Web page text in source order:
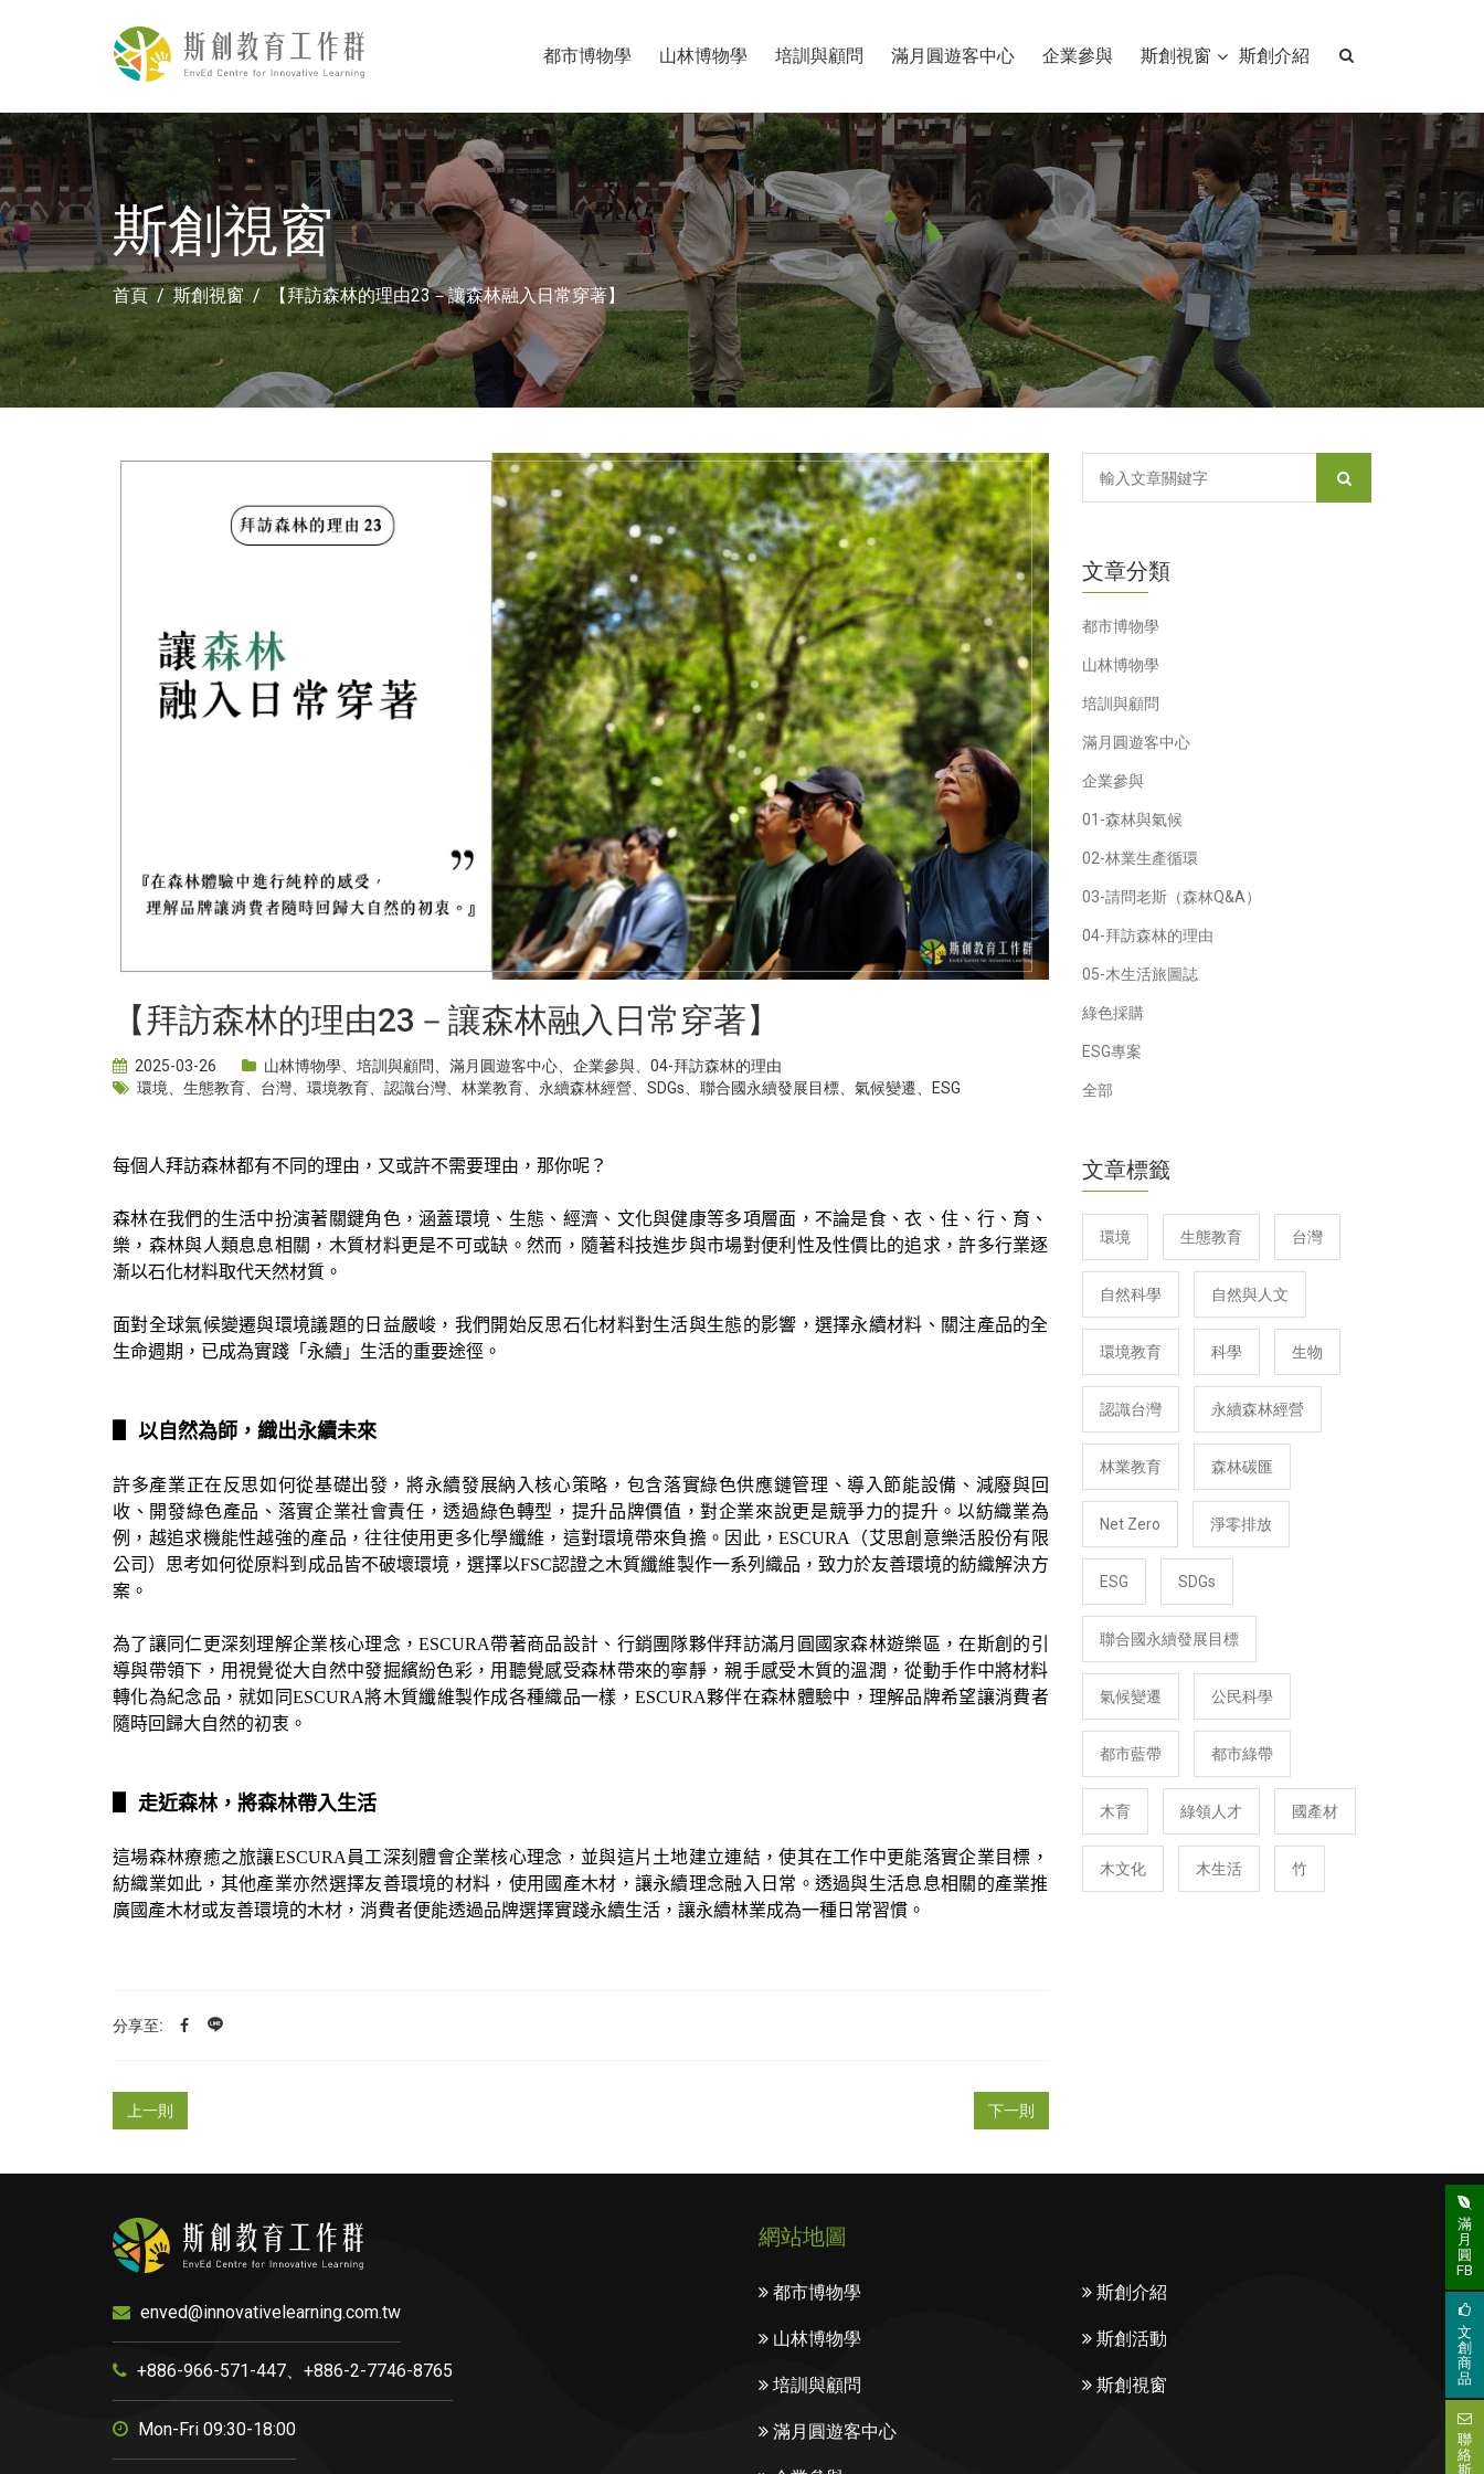
都市博物學 山林博物學 培訓與顧問 滿月圓遊客中心 企業參與 斯創視窗 斯創介紹
斯創視窗
首頁 斯創視窗 【拜訪森林的理由23－讓森林融入日常穿著】
【拜訪森林的理由23－讓森林融入日常穿著】
2025-03-26 山林博物學 培訓與顧問 滿月圓遊客中心 企業參與
04-拜訪森林的理由
環境
生態教育 台灣 環境教育 認識台灣 林業教育 永續森林經營 SDGs 聯合國永續發展目標 氣候變遷 ESG
每個人拜訪森林都有不同的理由，又或許不需要理由，那你呢？
森林在我們的生活中扮演著關鍵角色，涵蓋環境、生態、經濟、文化與健康等多項層面，不論是食、衣、住、行、育、
樂，森林與人類息息相關，木質材料更是不可或缺。然而，隨著科技進步與市場對便利性及性價比的追求，許多行業逐
漸以石化材料取代天然材質。
面對全球氣候變遷與環境議題的日益嚴峻，我們開始反思石化材料對生活與生態的影響，選擇永續材料、關注產品的全
生命週期，已成為實踐「永續」生活的重要途徑。
以自然為師，織出永續未來
許多產業正在反思如何從基礎出發，將永續發展納入核心策略，包含落實綠色供應鏈管理、導入節能設備、減廢與回
收、開發綠色產品、落實企業社會責任，透過綠色轉型，提升品牌價值，對企業來說更是競爭力的提升。以紡織業為
例，越追求機能性越強的產品，往往使用更多化學纖維，這對環境帶來負擔。因此，ESCURA
（艾思創意樂活股份有限
公司）思考如何從原料到成品皆不破壞環境，選擇以FSC認證之木質纖維製作一系列織品，致力於友善環境的紡織解決方
案。
為了讓同仁更深刻理解企業核心理念，ESCURA帶著商品設計、行銷團隊夥伴拜訪滿月圓國家森林遊樂區，在斯創的引
導與帶領下，用視覺從大自然中發掘繽紛色彩，用聽覺感受森林帶來的寧靜，親手感受木質的溫潤，從動手作中將材料
轉化為紀念品，就如同ESCURA將木質纖維製作成各種織品一樣， ESCURA夥伴在森林體驗中，理解品牌希望讓消費者
隨時回歸大自然的初衷。
走近森林，將森林帶入生活
這場森林療癒之旅讓ESCURA 員工深刻體會企業核心理念，並與這片土地建立連結，使其在工作中更能落實企業目標，
紡織業如此，其他產業亦然選擇友善環境的材料，使用國產木材，讓永續理念融入日常。透過與生活息息相關的產業推
廣國產木材或友善環境的木材，消費者便能透過品牌選擇實踐永續生活，讓永續林業成為一種日常習慣。
分享至:
上一則 下一則
文章分類
都市博物學
山林博物學
培訓與顧問
滿月圓遊客中心
企業參與
01-森林與氣候
02-林業生產循環
03-請問老斯（森林Q&A）
04-拜訪森林的理由
05-木生活旅圖誌
綠色採購
ESG專案
全部
文章標籤
環境 生態教育 台灣
自然科學 自然與人文
環境教育 科學 生物
認識台灣 永續森林經營
林業教育 森林碳匯
Net Zero 淨零排放
ESG SDGs
聯合國永續發展目標
氣候變遷 公民科學
都市藍帶 都市綠帶
木育 綠領人才 國產材
木文化 木生活 竹
滿
月
圓
FB
文
創
商
品
聯
絡
斯
enved@innovativelearning.com.tw
+886-966-571-447、+886-2-7746-8765
Mon-Fri 09:30-18:00
網站地圖
都市博物學
山林博物學
培訓與顧問
滿月圓遊客中心
斯創介紹
斯創活動
斯創視窗